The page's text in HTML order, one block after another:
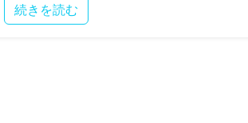
続きを読む